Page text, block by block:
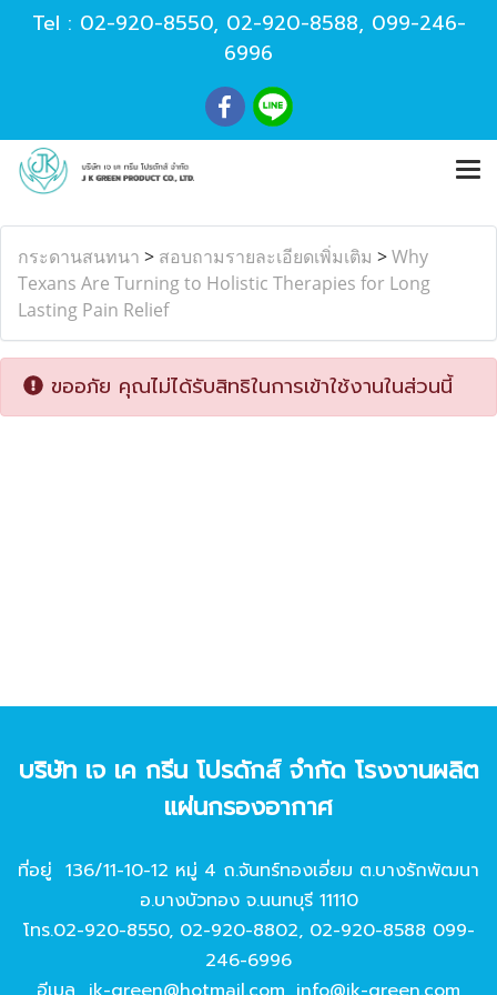
Tel : 02-920-8550, 02-920-8588, 099-246-
6996
กระดานสนทนา > สอบถามรายละเอียดเพิ่มเติม >Why
Texans Are Turning to Holistic Therapies for Long
Lasting Pain Relief
ขออภัย คุณไม่ได้รับสิทธิในการเข้าใช้งานในส่วนนี้
บริษัท เจ เค กรีน โปรดักส์ จํากัด โรงงานผลิต
แผ่นกรองอากาศ
ที่อยู่ 136/11-10-12 หมู่ 4 ถ.จันทร์ทองเอี่ยม ต.บางรักพัฒนา
อ.บางบัวทอง จ.นนทบุรี 11110
โทร.02-920-8550, 02-920-8802, 02-920-8588 099-
246-6996